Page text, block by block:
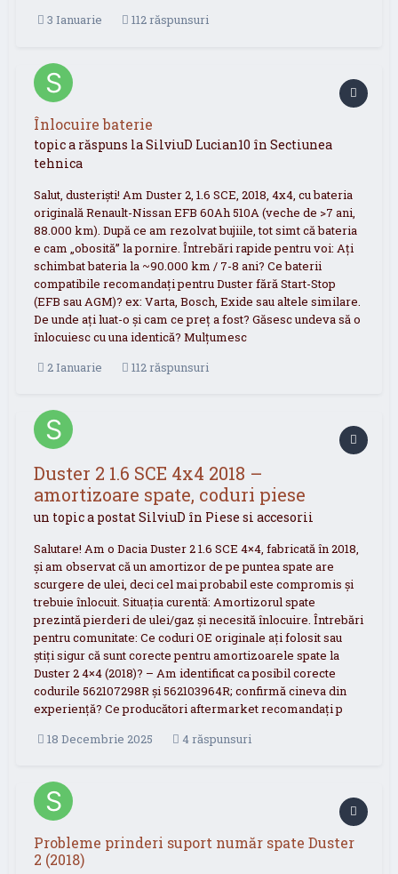
3 Ianuarie
112 răspunsuri
Înlocuire baterie
topic a răspuns laSilviuD Lucian10 în Sectiunea
tehnica
Salut, dusteriști! Am Duster 2, 1.6 SCE, 2018, 4x4, cu bateria
originală Renault-Nissan EFB 60Ah 510A (veche de >7 ani,
88.000 km). După ce am rezolvat bujiile, tot simt că bateria
e cam „obosită” la pornire. Întrebări rapide pentru voi: Ați
schimbat bateria la ~90.000 km / 7-8 ani? Ce baterii
compatibile recomandați pentru Duster fără Start-Stop
(EFB sau AGM)? ex: Varta, Bosch, Exide sau altele similare.
De unde ați luat-o și cam ce preț a fost? Găsesc undeva să o
înlocuiesc cu una identică? Mulțumesc
2 Ianuarie
112 răspunsuri
Duster 2 1.6 SCE 4x4 2018 –
amortizoare spate, coduri piese
un topic a postat SilviuD în Piese si accesorii
Salutare! Am o Dacia Duster 2 1.6 SCE 4×4, fabricată în 2018,
și am observat că un amortizor de pe puntea spate are
scurgere de ulei, deci cel mai probabil este compromis și
trebuie înlocuit. Situația curentă: Amortizorul spate
prezintă pierderi de ulei/gaz și necesită înlocuire. Întrebări
pentru comunitate: Ce coduri OE originale ați folosit sau
știți sigur că sunt corecte pentru amortizoarele spate la
Duster 2 4×4 (2018)? – Am identificat ca posibil corecte
codurile 562107298R și 562103964R; confirmă cineva din
experiență? Ce producători aftermarket recomandați p
18 Decembrie 2025
4 răspunsuri
Probleme prinderi suport număr spate Duster
2 (2018)